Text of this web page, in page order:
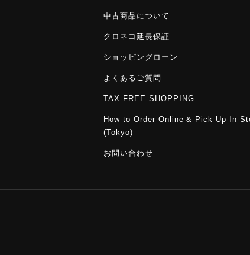
中古商品について
クロネコ延長保証
ショッピングローン
よくあるご質問
TAX-FREE SHOPPING
How to Order Online & Pick Up In-
(Tokyo)
お問い合わせ